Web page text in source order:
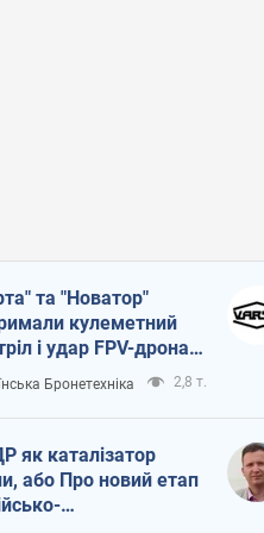
та "Новатор"
кулеметний
і удар FPV-дрона,
життя
ЗСУ
Бронетехніка 2,8 т.
як каталізатор
або Про новий етап